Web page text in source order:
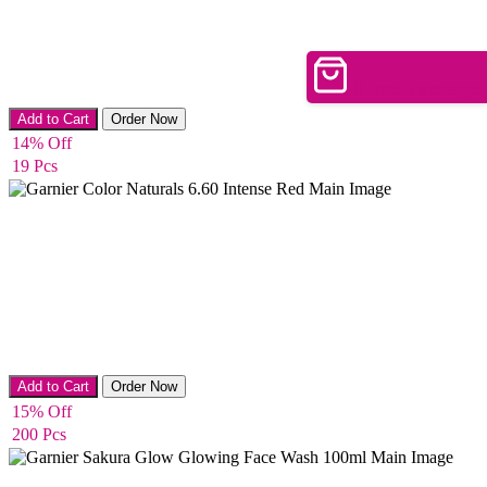
Hair Color
Add to Cart Order Now
14% Off
19 Pcs
Hair Color
Add to Cart Order Now
15% Off
200 Pcs